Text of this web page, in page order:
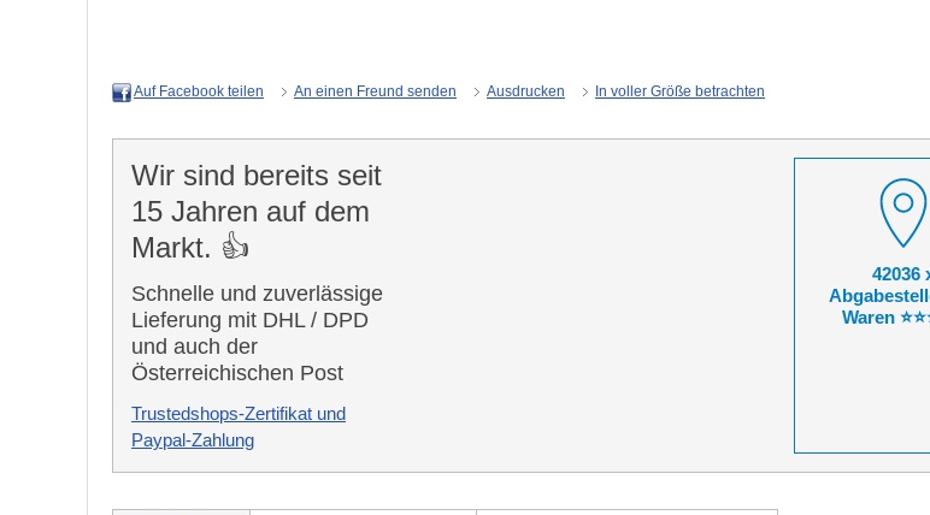
Auf Facebook teilen An einen Freund senden Ausdrucken In voller Größe betrachten
Wir sind bereits seit
15 Jahren auf dem
Markt. 👍
Schnelle und zuverlässige
Lieferung mit DHL / DPD
und auch der
Österreichischen Post
Trustedshops-Zertifikat und
Paypal-Zahlung
42036
Waren